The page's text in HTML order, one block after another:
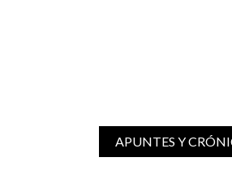
APUNTES Y